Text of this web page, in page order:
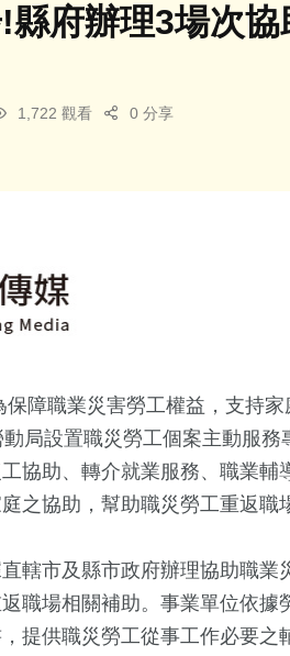
府辦理3場次
1,722 觀看 0 分享
障職業災害勞工權益，支持家
局設置職災勞工個案主動服務
協助、轉介就業服務、職業輔
之協助，幫助職災勞工重返職
轄市及縣市政府辦理協助職業
職場相關補助。事業單位依據
提供職災勞工從事工作必要之